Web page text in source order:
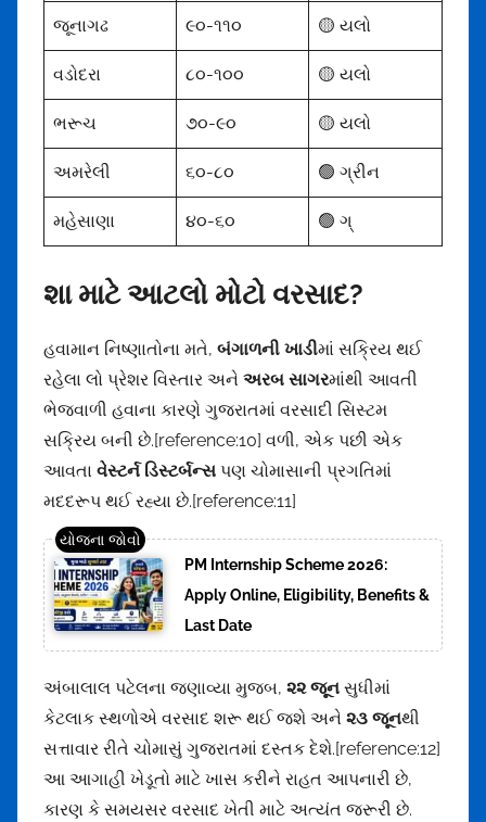
જૂનાગઢ ૯૦-૧૧૦ 🟡 યલો
વડોદરા ૮૦-૧૦૦ 🟡 યલો
ભરૂચ ૭૦-૯૦ 🟡 યલો
અમરેલી ૬૦-૮૦ 🟢 ગ્રીન
મહેસાણા ૪૦-૬૦ 🟢 ગ્
શા માટે આટલો મોટો વરસાદ?
હવામાન નિષ્ણાતોના મતે, બંગાળની ખાડીમાં સક્રિય થઈ
રહેલા લો પ્રેશર વિસ્તાર અને અરબ સાગરમાંથી આવતી
ભેજવાળી હવાના કારણે ગુજરાતમાં વરસાદી સિસ્ટમ
સક્રિય બની છે.[reference:10] વળી, એક પછી એક
આવતા વેસ્ટર્ન ડિસ્ટર્બન્સ પણ ચોમાસાની પ્રગતિમાં
મદદરૂપ થઈ રહ્યા છે.[reference:11]
PM Internship Scheme 2026:
Apply Online, Eligibility, Benefits &
Last Date
અંબાલાલ પટેલના જણાવ્યા મુજબ, ૨૨ જૂન સુધીમાં
કેટલાક સ્થળોએ વરસાદ શરૂ થઈ જશે અને ૨૩ જૂનથી
સત્તાવાર રીતે ચોમાસું ગુજરાતમાં દસ્તક દેશે.[reference:12]
આ આગાહી ખેડૂતો માટે ખાસ કરીને રાહત આપનારી છે,
કારણ કે સમયસર વરસાદ ખેતી માટે અત્યંત જરૂરી છે.